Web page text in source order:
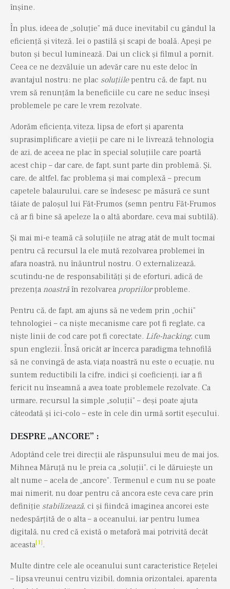
înșine.
În plus, ideea de „soluție” mă duce inevitabil cu gândul la
eficiență și viteză. Iei o pastilă și scapi de boală. Apeși pe
buton și becul luminează. Dai un click și filmul a pornit.
Ceea ce ne dezvăluie un adevăr care nu este deloc în
avantajul nostru: ne plac soluțiilepentru că, de fapt, nu
vrem să renunțăm la beneficiile cu care ne seduc înseși
problemele pe care le vrem rezolvate.
Adorăm eficiența, viteza, lipsa de efort și aparenta
suprasimplificare a vieții pe care ni le livrează tehnologia
de azi, de aceea ne plac în special soluțiile care poartă
acest chip – dar care, de fapt, sunt parte din problemă. Și,
care, de altfel, fac problema și mai complexă – precum
capetele balaurului, care se îndesesc pe măsură ce sunt
tăiate de paloșul lui Făt-Frumos (semn pentru Făt-Frumos
că ar fi bine să apeleze la o altă abordare, ceva mai subtilă).
Și mai mi-e teamă că soluțiile ne atrag atât de mult tocmai
pentru că recursul la ele mută rezolvarea problemei în
afara noastră, nu înăuntrul nostru. O externalizează,
scutindu-ne de responsabilități și de eforturi, adică de
prezența noastrăîn rezolvarea propriilorprobleme.
Pentru că, de fapt, am ajuns să ne vedem prin „ochii”
tehnologiei – ca niște mecanisme care pot fi reglate, ca
niște linii de cod care pot fi corectate. Life-hacking, cum
spun englezii. Însă oricât ar încerca paradigma tehnofilă
să ne convingă de asta, viața noastră nu este o ecuație, nu
suntem reductibili la cifre, indici și coeficienți, iar a fi
fericit nu înseamnă a avea toate problemele rezolvate. Ca
urmare, recursul la simple „soluții” – deși poate ajuta
câteodată și ici-colo – este în cele din urmă sortit eșecului.
DESPRE „ANCORE” :
Adoptând cele trei direcții ale răspunsului meu de mai jos,
Mihnea Măruță nu le preia ca „soluții”, ci le dăruiește un
alt nume – acela de „ancore”. Termenul e cum nu se poate
mai nimerit, nu doar pentru că ancora este ceva care prin
definiție stabilizează, ci și fiindcă imaginea ancorei este
nedespărțită de o alta – a oceanului, iar pentru lumea
digitală, nu cred că există o metaforă mai potrivită decât
aceasta[1] .
Multe dintre cele ale oceanului sunt caracteristice Rețelei
– lipsa vreunui centru vizibil, domnia orizontalei, aparenta